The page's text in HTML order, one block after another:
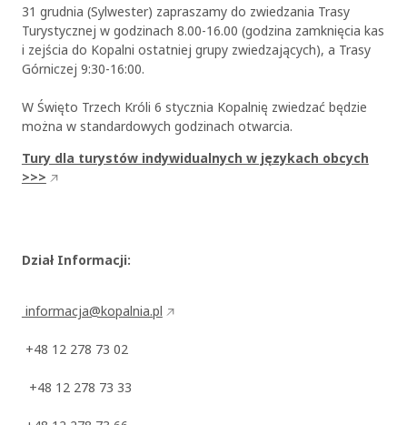
31 grudnia (Sylwester) zapraszamy do zwiedzania Trasy
Turystycznej w godzinach 8.00-16.00 (godzina zamknięcia kas
i zejścia do Kopalni ostatniej grupy zwiedzających), a Trasy
Górniczej 9:30-16:00.
W Święto Trzech Króli 6 stycznia Kopalnię zwiedzać będzie
można w standardowych godzinach otwarcia.
Tury dla turystów indywidualnych w językach obcych
>>>
Dział Informacji:
informacja@kopalnia.pl
+48 12 278 73 02
+48 12 278 73 33